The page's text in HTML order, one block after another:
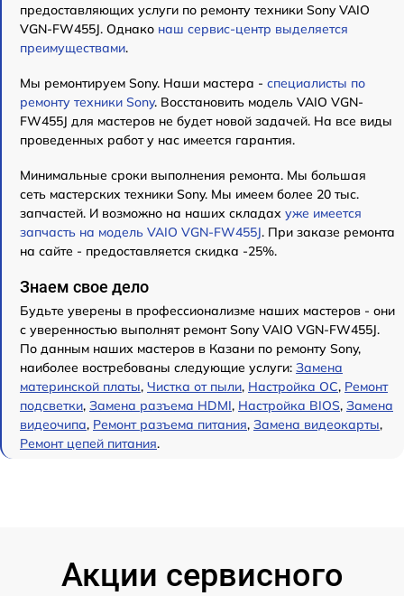
предоставляющих услуги по ремонту техники Sony VAIO
VGN-FW455J. Однако наш сервис-центр выделяется
преимуществами.
Мы ремонтируем Sony. Наши мастера - специалисты по
ремонту техники Sony. Восстановить модель VAIO VGN-
FW455J для мастеров не будет новой задачей. На все виды
проведенных работ у нас имеется гарантия.
Минимальные сроки выполнения ремонта. Мы большая
сеть мастерских техники Sony. Мы имеем более 20 тыс.
запчастей. И возможно на наших складах уже имеется
запчасть на модель VAIO VGN-FW455J. При заказе ремонта
на сайте - предоставляется скидка -25%.
Знаем свое дело
Будьте уверены в профессионализме наших мастеров - они
с уверенностью выполнят ремонт Sony VAIO VGN-FW455J.
По данным наших мастеров в Казани по ремонту Sony,
наиболее востребованы следующие услуги: Замена
материнской платы, Чистка от пыли, Настройка ОС, Ремонт
подсветки, Замена разъема HDMI, Настройка BIOS, Замена
видеочипа, Ремонт разъема питания, Замена видеокарты,
Ремонт цепей питания.
Акции сервисного